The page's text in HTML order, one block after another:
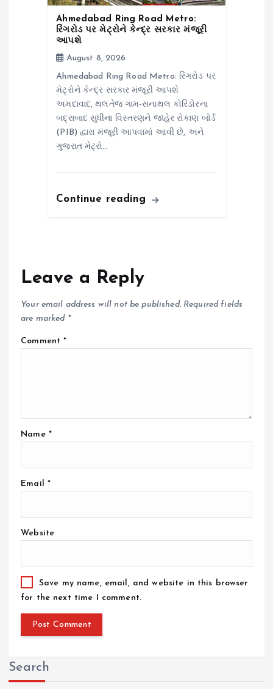
Ahmedabad Ring Road Metro:
રિંગરોડ પર મેટ્રોને કેન્દ્ર સરકાર મંજૂરી
આપશે
August 8, 2026
Ahmedabad Ring Road Metro: રિંગરોડ પર
મેટ્રોને કેન્દ્ર સરકાર મંજૂરી આપશે
અમદાવાદ, થલતેજ ગામ-સનાથલ કોરિડોરના
બદ્રાબાદ સુધીના વિસ્તરણને જાહેર રોકાણ બોર્ડ
(PIB) દ્વારા મંજૂરી આપવામાં આવી છે, અને
ગુજરાત મેટ્રો…
Continue reading
Leave a Reply
Your email address will not be published. Required fields
are marked *
Comment*
Name *
Email *
Website
Save my name, email, and website in this browser
for the next time I comment.
Search